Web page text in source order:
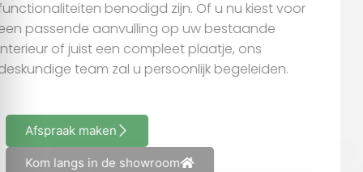
Aanpassen
functionaliteiten benodigd zijn. Of u nu kiest voor
een passende aanvulling op uw bestaande
interieur of juist een compleet plaatje, ons
deskundige team zal u persoonlijk begeleiden.
Afspraak maken
Kom langs in de showroom